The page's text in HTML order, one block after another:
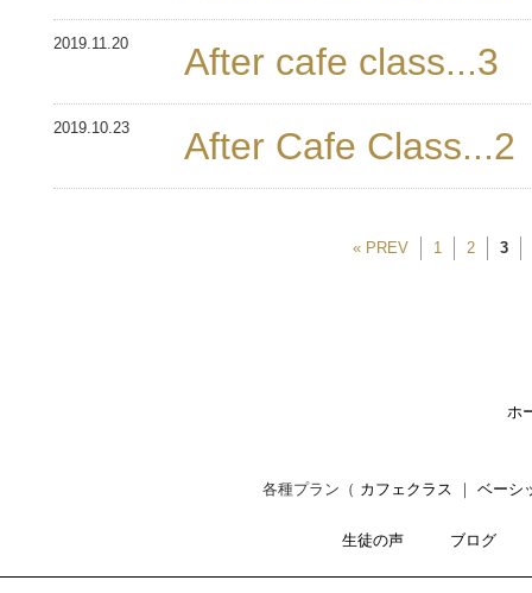
2019.11.20 After cafe class...3
2019.10.23 After Cafe Class...2
« PREV 1 2 3
ホ
各種プラン（ カフェクラス ｜ ベーシ
生徒の声 ブログ